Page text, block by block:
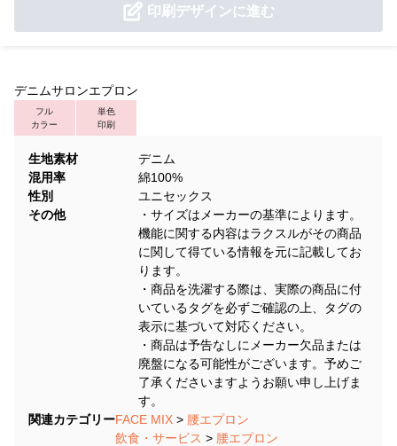
印刷デザインに進む
デニムサロンエプロン
フル
カラー
単色
印刷
生地素材
デニム
混用率
綿100%
性別
ユニセックス
その他
・サイズはメーカーの基準によります。
機能に関する内容はラクスルがその商品
に関して得ている情報を元に記載してお
ります。
・商品を洗濯する際は、実際の商品に付
いているタグを必ずご確認の上、タグの
表示に基づいて対応ください。
・商品は予告なしにメーカー欠品または
廃盤になる可能性がございます。予めご
了承くださいますようお願い申し上げま
す。
関連カテゴリーFACE MIX > 腰エプロン
飲食・サービス > 腰エプロン